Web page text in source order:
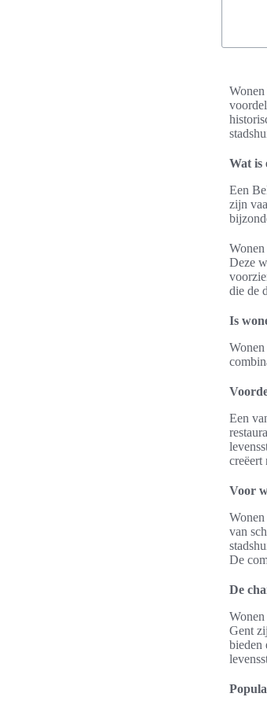
Wonen
Wat is
Een
zijn
Deze
die de
Is
Een
creëert
Voor
van
De
De
Wonen
Gent
bieden